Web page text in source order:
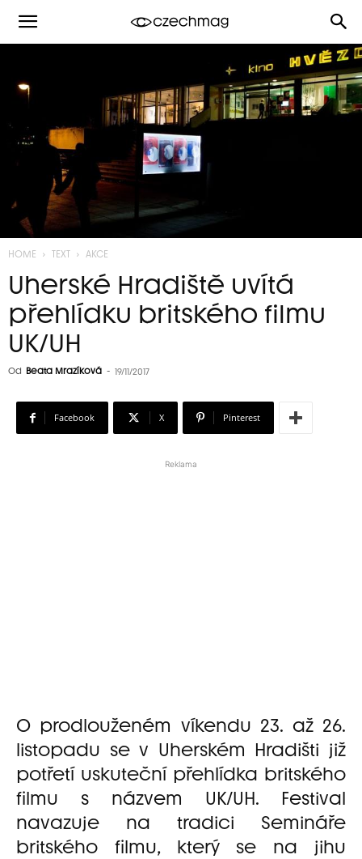
HOME TEXT AKCE
Uherské Hradiště uvítá
přehlídku britského filmu
UK/UH
Od Beata Mrazíková - 19/11/2017
Facebook X Pinterest
Reklama
O prodlouženém víkendu 23. až 26.
listopadu se v Uherském Hradišti již
potřetí uskuteční přehlídka britského
filmu s názvem UK/UH. Festival
navazuje na tradici Semináře
britského filmu, který se na jihu